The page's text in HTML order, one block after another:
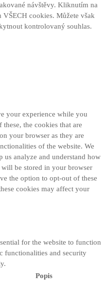
návštěvy. Kliknutím na
VŠECH cookies. Můžete však
kontrolovaný souhlas.
your experience while you
the cookies that are
your browser as they are
of the website. We
us analyze and understand how
be stored in your browser
the option to opt-out of these
cookies may affect your
for the website to function
functionalities and security
Popis